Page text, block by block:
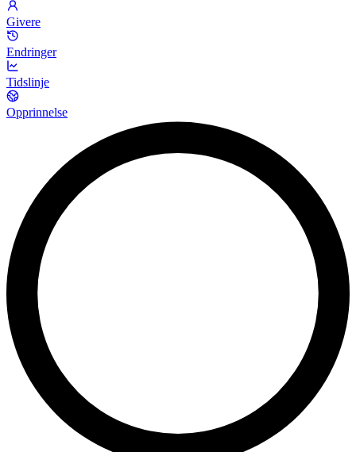
Givere
Endringer
Tidslinje
Opprinnelse